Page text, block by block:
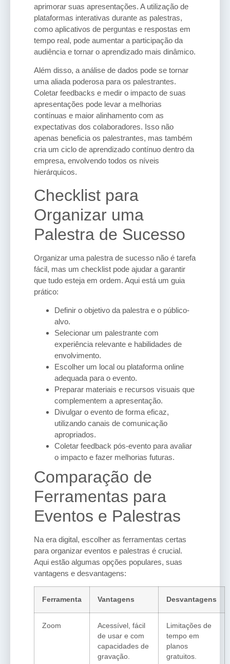
aprimorar suas apresentações. A utilização de
plataformas interativas durante as palestras,
como aplicativos de perguntas e respostas em
tempo real, pode aumentar a participação da
audiência e tornar o aprendizado mais dinâmico.
Além disso, a análise de dados pode se tornar
uma aliada poderosa para os palestrantes.
Coletar feedbacks e medir o impacto de suas
apresentações pode levar a melhorias
contínuas e maior alinhamento com as
expectativas dos colaboradores. Isso não
apenas beneficia os palestrantes, mas também
cria um ciclo de aprendizado contínuo dentro da
empresa, envolvendo todos os níveis
hierárquicos.
Checklist para
Organizar uma
Palestra de Sucesso
Organizar uma palestra de sucesso não é tarefa
fácil, mas um checklist pode ajudar a garantir
que tudo esteja em ordem. Aqui está um guia
prático:
Definir o objetivo da palestra e o público-
alvo.
Selecionar um palestrante com
experiência relevante e habilidades de
envolvimento.
Escolher um local ou plataforma online
adequada para o evento.
Preparar materiais e recursos visuais que
complementem a apresentação.
Divulgar o evento de forma eficaz,
utilizando canais de comunicação
apropriados.
Coletar feedback pós-evento para avaliar
o impacto e fazer melhorias futuras.
Comparação de
Ferramentas para
Eventos e Palestras
Na era digital, escolher as ferramentas certas
para organizar eventos e palestras é crucial.
Aqui estão algumas opções populares, suas
vantagens e desvantagens:
Ferramenta Vantagens Desvantagens
Zoom
Acessível, fácil
de usar e com
capacidades de
gravação.
Limitações de
tempo em
planos
gratuitos.